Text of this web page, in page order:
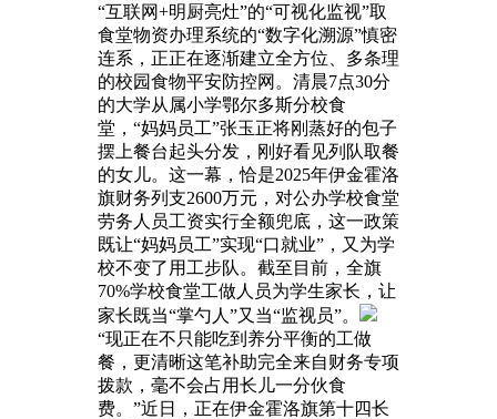
“互联网+明厨亮灶”的“可视化监视”取
食堂物资办理系统的“数字化溯源”慎密
连系，正正在逐渐建立全方位、多条理
的校园食物平安防控网。清晨7点30分
的大学从属小学鄂尔多斯分校食
堂，“妈妈员工”张玉正将刚蒸好的包子
摆上餐台起头分发，刚好看见列队取餐
的女儿。这一幕，恰是2025年伊金霍洛
旗财务列支2600万元，对公办学校食堂
劳务人员工资实行全额兜底，这一政策
既让“妈妈员工”实现“口就业”，又为学
校不变了用工步队。截至目前，全旗
70%学校食堂工做人员为学生家长，让
家长既当“掌勺人”又当“监视员”。
“现正在不只能吃到养分平衡的工做
餐，更清晰这笔补助完全来自财务专项
拨款，毫不会占用长儿一分伙食
费。”近日，正在伊金霍洛旗第十四长